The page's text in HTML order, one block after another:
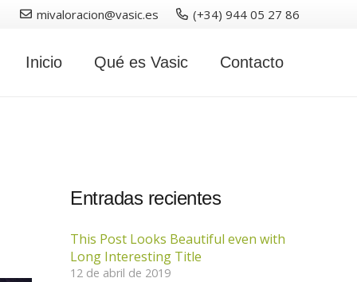
mivaloracion@vasic.es (+34) 944 05 27 86
Inicio Qué es Vasic Contacto
Entradas recientes
This Post Looks Beautiful even with
Long Interesting Title
12 de abril de 2019